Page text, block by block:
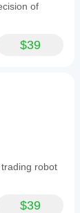
of
$39
robot
$39